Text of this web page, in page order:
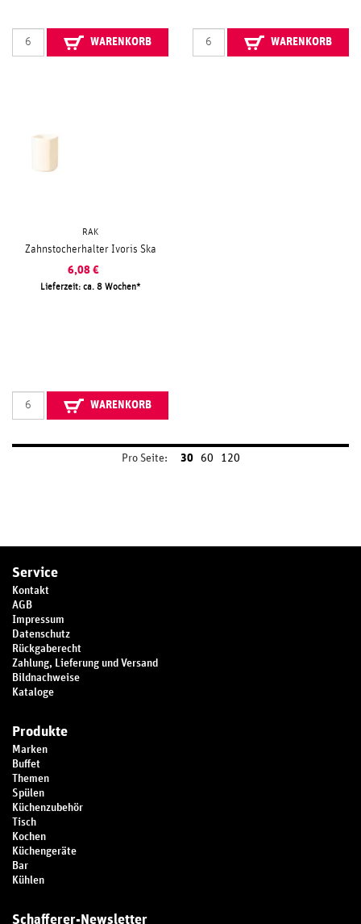
WARENKORB WARENKORB
RAK
Zahnstocherhalter Ivoris Ska
6,08 €
Lieferzeit: ca. 8 Wochen
WARENKORB
Pro Seite: 30 60 120
Service
Kontakt
AGB
Impressum
Datenschutz
Rückgaberecht
Zahlung, Lieferung und Versand
Bildnachweise
Kataloge
Produkte
Marken
Buffet
Themen
Spülen
Küchenzubehör
Tisch
Kochen
Küchengeräte
Bar
Kühlen
Schafferer-Newsletter